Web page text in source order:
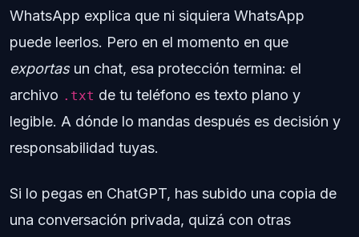
WhatsApp explica que ni siquiera WhatsApp
puede leerlos. Pero en el momento en que
exportasun chat, esa protección termina: el
archivo .txt de tu teléfono es texto plano y
legible. A dónde lo mandas después es decisión y
responsabilidad tuyas.
Si lo pegas en ChatGPT, has subido una copia de
una conversación privada, quizá con otras